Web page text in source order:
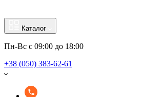
Каталог
Пн-Вс с 09:00 до 18:00
+38 (050) 383-62-61